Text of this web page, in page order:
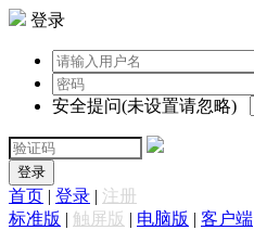
登录
安全提问(未设置请忽略)
登录
首页 | 登录 | 注册
标准版 | 触屏版 | 电脑版 | 客户端